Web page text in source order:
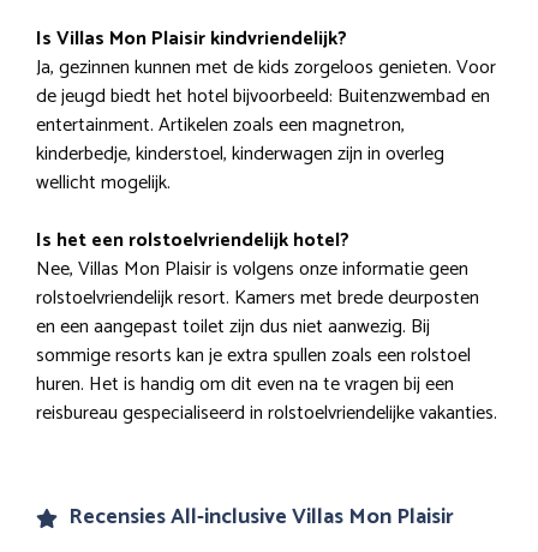
Is Villas Mon Plaisir kindvriendelijk?
Ja, gezinnen kunnen met de kids zorgeloos genieten. Voor
de jeugd biedt het hotel bijvoorbeeld: Buitenzwembad en
entertainment. Artikelen zoals een magnetron,
kinderbedje, kinderstoel, kinderwagen zijn in overleg
wellicht mogelijk.
Is het een rolstoelvriendelijk hotel?
Nee, Villas Mon Plaisir is volgens onze informatie geen
rolstoelvriendelijk resort. Kamers met brede deurposten
en een aangepast toilet zijn dus niet aanwezig. Bij
sommige resorts kan je extra spullen zoals een rolstoel
huren. Het is handig om dit even na te vragen bij een
reisbureau gespecialiseerd in rolstoelvriendelijke vakanties.
Recensies All-inclusive Villas Mon Plaisir